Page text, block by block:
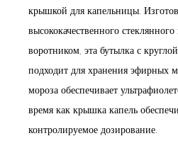
крышкой для капельницы.
высококачественного
воротником, эта бутылка с
подходит для хранения эфирных
мороза обеспечивает
время как крышка капель
контролируемое дозирование.